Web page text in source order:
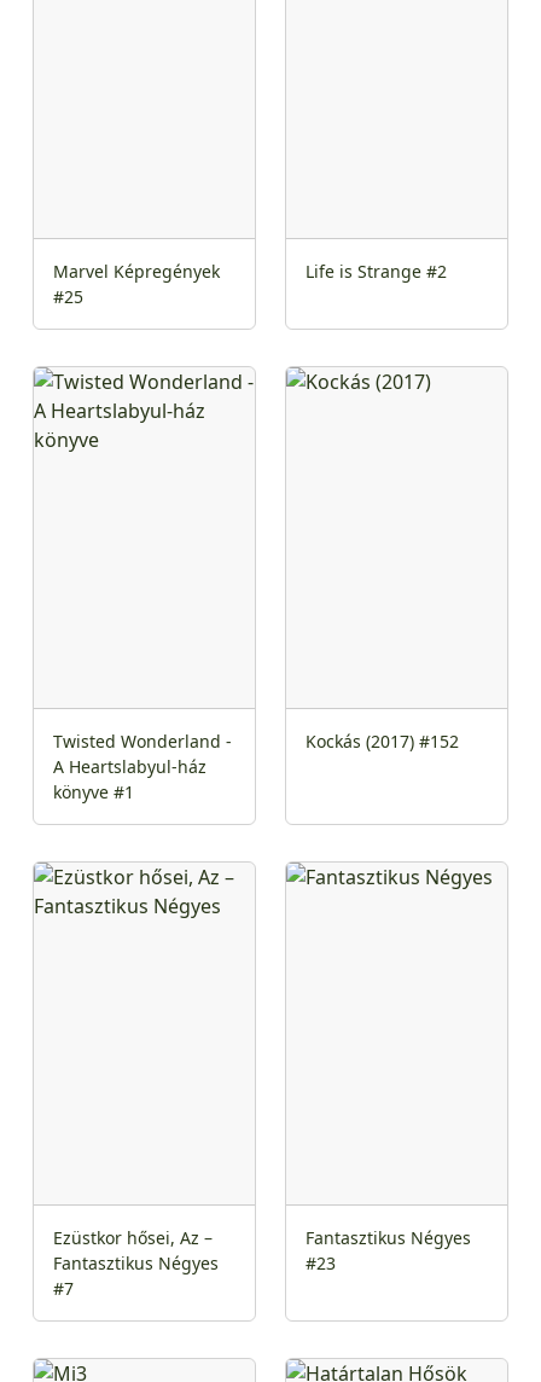
Marvel Képregények
#25
Life is Strange #2
Twisted Wonderland -
A Heartslabyul-ház
könyve #1
Kockás (2017) #152
Ezüstkor hősei, Az –
Fantasztikus Négyes
#7
Fantasztikus Négyes
#23